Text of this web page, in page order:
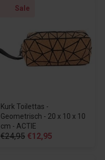
Sale
Kurk Toilettas -
Geometrisch - 20 x 10 x 10
cm - ACTIE
€24,95 €12,95